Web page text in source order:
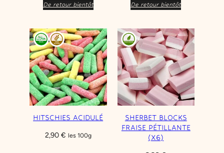
De retour bientôt De retour bientôt
HITSCHIES ACIDULÉ
2,90 € les 100g
SHERBET BLOCKS
FRAISE PÉTILLANTE
(X6)